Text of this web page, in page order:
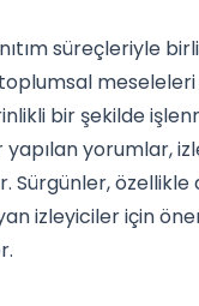
süreçleriyle
meseleleri
bir şekilde
yapılan yorumlar,
Sürgünler,
izleyiciler için